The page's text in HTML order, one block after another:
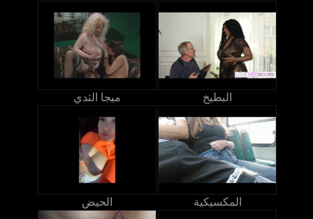
ميجا الثدي البطيخ
الحيض المكسيكية